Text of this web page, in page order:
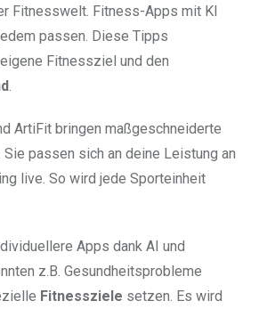
Fitnesswelt. Fitness-Apps mit KI
passen. Diese Tipps
Fitnessziel und den
ArtiFit bringen maßgeschneiderte
Sie passen sich an deine Leistung an
live. So wird jede Sporteinheit
Apps dank AI und
z.B. Gesundheitsprobleme
Fitnessziele setzen. Es wird